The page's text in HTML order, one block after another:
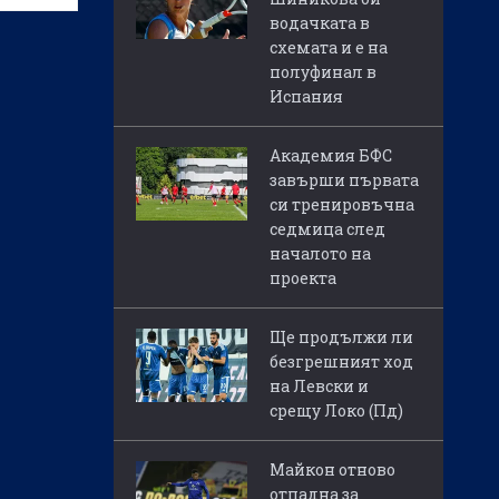
водачката в
схемата и е на
полуфинал в
Испания
Академия БФС
завърши първата
си тренировъчна
седмица след
началото на
проекта
Ще продължи ли
безгрешният ход
на Левски и
срещу Локо (Пд)
Майкон отново
отпадна за